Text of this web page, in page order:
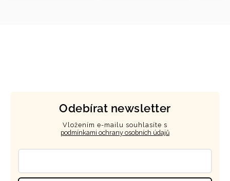
Odebírat newsletter
Vložením e-mailu souhlasíte s
podmínkami ochrany osobních údajů